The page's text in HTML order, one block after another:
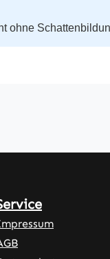
ohne